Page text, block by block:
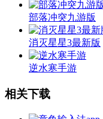
部落冲突九游版
消灭星星3最新版
逆水寒手游
相关下载